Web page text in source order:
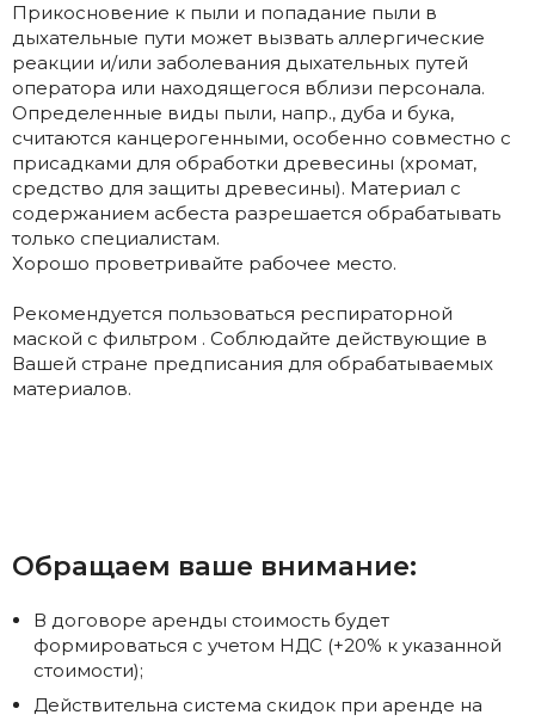
Прикосновение к пыли и попадание пыли в
дыхательные пути может вызвать аллергические
реакции и/или заболевания дыхательных путей
оператора или находящегося вблизи персонала.
Определенные виды пыли, напр., дуба и бука,
считаются канцерогенными, особенно совместно с
присадками для обработки древесины (хромат,
средство для защиты древесины). Материал с
содержанием асбеста разрешается обрабатывать
только специалистам.
Хорошо проветривайте рабочее место.
Рекомендуется пользоваться респираторной
маской с фильтром . Соблюдайте действующие в
Вашей стране предписания для обрабатываемых
материалов.
Обращаем ваше внимание:
В договоре аренды стоимость будет
формироваться с учетом НДС (+20% к указанной
стоимости);
Действительна система скидок при аренде на